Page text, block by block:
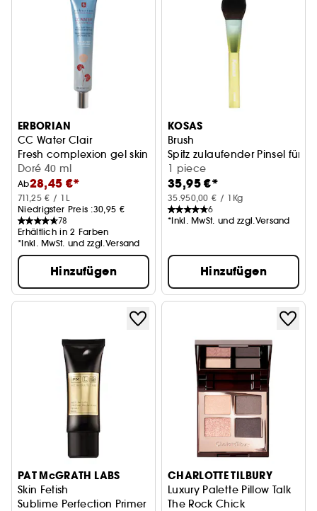
ERBORIAN
CC Water Clair
Fresh complexion gel skin perfector
Doré 40 ml
Ab28,45 €*
711,25 € / 1L
Niedrigster Preis :30,95 €
78
Erhältlich in 2 Farben
*Inkl. MwSt. und zzgl.Versand
Hinzufügen
KOSAS
Brush
Spitz zulaufender Pinsel für
1 piece
35,95 €*
35.950,00 € / 1Kg
6
*Inkl. MwSt. und zzgl.Versand
Hinzufügen
PAT McGRATH LABS
Skin Fetish
Sublime Perfection Primer
CHARLOTTE TILBURY
Luxury Palette Pillow Talk
The Rock Chick